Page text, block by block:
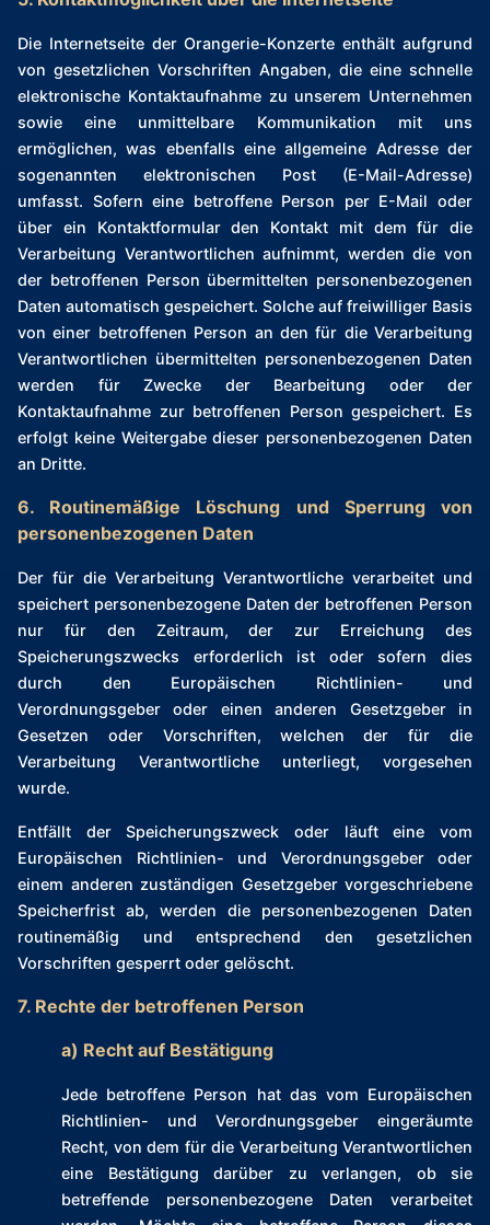
Die Internetseite der Orangerie-Konzerte enthält aufgrund
von gesetzlichen Vorschriften Angaben, die eine schnelle
elektronische Kontaktaufnahme zu unserem Unternehmen
sowie eine unmittelbare Kommunikation mit uns
ermöglichen, was ebenfalls eine allgemeine Adresse der
sogenannten elektronischen Post (E-Mail-Adresse)
umfasst. Sofern eine betroffene Person per E-Mail oder
über ein Kontaktformular den Kontakt mit dem für die
Verarbeitung Verantwortlichen aufnimmt, werden die von
der betroffenen Person übermittelten personenbezogenen
Daten automatisch gespeichert. Solche auf freiwilliger Basis
von einer betroffenen Person an den für die Verarbeitung
Verantwortlichen übermittelten personenbezogenen Daten
werden für Zwecke der Bearbeitung oder der
Kontaktaufnahme zur betroffenen Person gespeichert. Es
erfolgt keine Weitergabe dieser personenbezogenen Daten
an Dritte.
6. Routinemäßige Löschung und Sperrung von
personenbezogenen Daten
Der für die Verarbeitung Verantwortliche verarbeitet und
speichert personenbezogene Daten der betroffenen Person
nur für den Zeitraum, der zur Erreichung des
Speicherungszwecks erforderlich ist oder sofern dies
durch den Europäischen Richtlinien- und
Verordnungsgeber oder einen anderen Gesetzgeber in
Gesetzen oder Vorschriften, welchen der für die
Verarbeitung Verantwortliche unterliegt, vorgesehen
wurde.
Entfällt der Speicherungszweck oder läuft eine vom
Europäischen Richtlinien- und Verordnungsgeber oder
einem anderen zuständigen Gesetzgeber vorgeschriebene
Speicherfrist ab, werden die personenbezogenen Daten
routinemäßig und entsprechend den gesetzlichen
Vorschriften gesperrt oder gelöscht.
7. Rechte der betroffenen Person
a) Recht auf Bestätigung
Jede betroffene Person hat das vom Europäischen
Richtlinien- und Verordnungsgeber eingeräumte
Recht, von dem für die Verarbeitung Verantwortlichen
eine Bestätigung darüber zu verlangen, ob sie
betreffende personenbezogene Daten verarbeitet